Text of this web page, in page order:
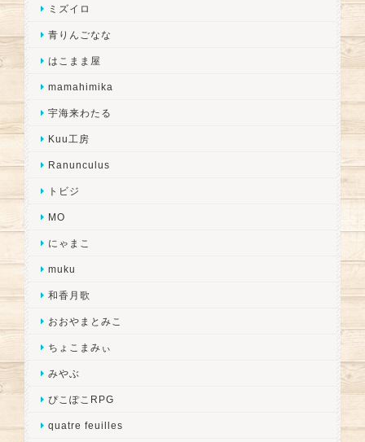
ミズイロ
青りんごなな
はこまま屋
mamahimika
宇海来わたる
Kuu工房
Ranunculus
トビジ
MO
にゃまこ
muku
和香月歌
おおやまとみこ
ちょこまみぃ
みやぶ
ぴこぽこRPG
quatre feuilles